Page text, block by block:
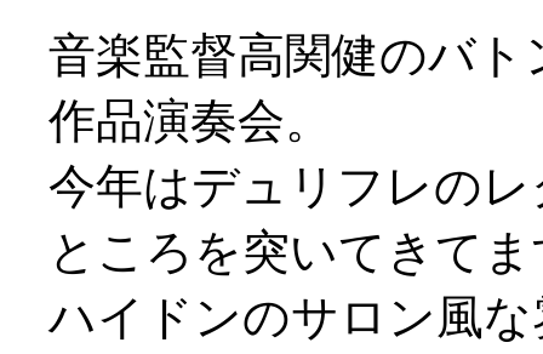
音楽監督高関健のバ
作品演奏会。
今年はデュリフレの
ところを突いてきて
ハイドンのサロン風